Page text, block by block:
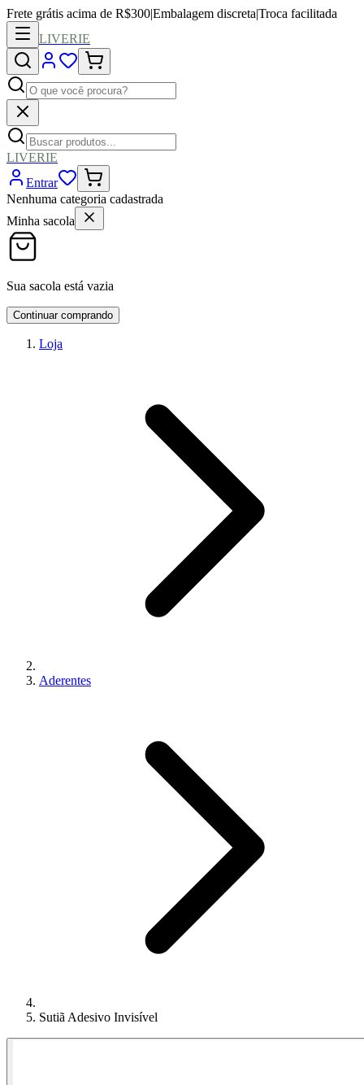
Frete grátis acima de R$300|Embalagem discreta|Troca facilitada
LIVERIE
LIVERIE
Entrar
Nenhuma categoria cadastrada
Minha sacola
Sua sacola está vazia
Continuar comprando
Loja
Aderentes
Sutiã Adesivo Invisível